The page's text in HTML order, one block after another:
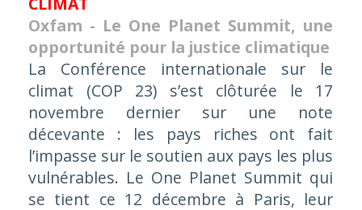
Oxfam - Le One Planet Summit, une
opportunité pour la justice climatique
La Conférence internationale sur le
climat (COP 23) s’est clôturée le 17
novembre dernier sur une note
décevante : les pays riches ont fait
l’impasse sur le soutien aux pays les plus
vulnérables. Le One Planet Summit qui
se tient ce 12 décembre à Paris, leur